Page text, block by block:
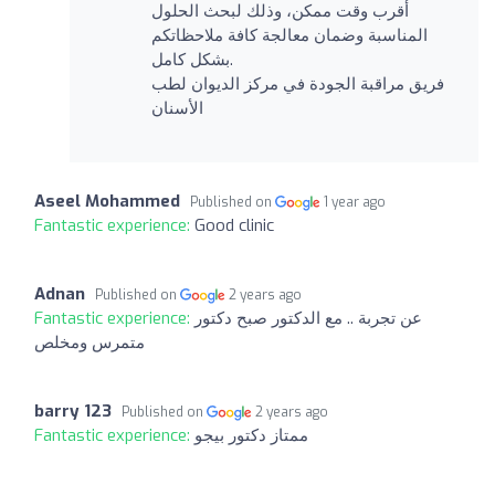
أقرب وقت ممكن، وذلك لبحث الحلول
المناسبة وضمان معالجة كافة ملاحظاتكم
بشكل كامل.
فريق مراقبة الجودة في مركز الديوان لطب
الأسنان
Aseel Mohammed Published on 1 year ago
Fantastic experience: Good clinic
Adnan Published on 2 years ago
Fantastic experience: عن تجربة .. مع الدكتور صبح دكتور
متمرس ومخلص
barry 123 Published on 2 years ago
Fantastic experience: ممتاز دكتور بيجو